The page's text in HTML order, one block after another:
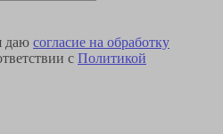
даю согласие на обработку
с Политикой